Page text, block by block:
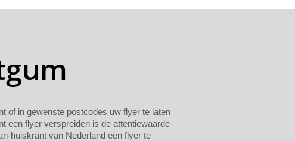
of in gewenste postcodes uw flyer te laten
een flyer verspreiden is de attentiewaarde
huiskrant van Nederland een flyer te